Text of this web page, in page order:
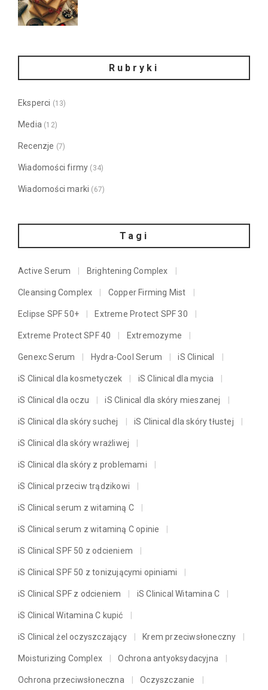
Rubryki
Eksperci (13)
Media (12)
Recenzje (7)
Wiadomości firmy (34)
Wiadomości marki (67)
Tagi
Active Serum Brightening Complex
Cleansing Complex Copper Firming Mist
Eclipse SPF 50+ Extreme Protect SPF 30
Extreme Protect SPF 40 Extremozyme
Genexc Serum Hydra-Cool Serum iS Clinical
iS Clinical dla kosmetyczek iS Clinical dla mycia
iS Clinical dla oczu iS Clinical dla skóry mieszanej
iS Clinical dla skóry suchej iS Clinical dla skóry tłustej
iS Clinical dla skóry wrażliwej
iS Clinical dla skóry z problemami
iS Clinical przeciw trądzikowi
iS Clinical serum z witaminą C
iS Clinical serum z witaminą C opinie
iS Clinical SPF 50 z odcieniem
iS Clinical SPF 50 z tonizującymi opiniami
iS Clinical SPF z odcieniem iS Clinical Witamina C
iS Clinical Witamina C kupić
iS Clinical żel oczyszczający Krem przeciwsłoneczny
Moisturizing Complex Ochrona antyoksydacyjna
Ochrona przeciwsłoneczna Oczyszczanie